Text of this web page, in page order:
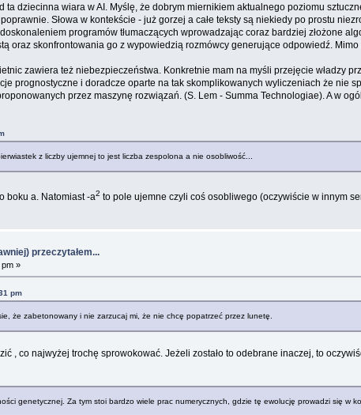
ta dziecinna wiara w AI. Myślę, że dobrym miernikiem aktualnego poziomu
Słowa w kontekście - już gorzej a całe teksty są niekiedy po prostu
programów tłumaczących wprowadzając coraz bardziej złożone
oraz skonfrontowania go z wypowiedzią rozmówcy generujące odpowiedź.
zawiera też niebezpieczeństwa. Konkretnie mam na myśli przejęcie
prognostyczne i doradcze oparte na tak skomplikowanych wyliczeniach że
przez maszynę rozwiązań. (S. Lem - Summa Technologiae). A w
z liczby ujemnej to jest liczba zespolona a nie osobliwość...
boku a. Natomiast -a2 to pole ujemne czyli coś osobliwego (oczywiście w innym
przeczytałem...
»
pm
że zabetonowany i nie zarzucaj mi, że nie chcę popatrzeć przez lunetę.
, co najwyżej trochę sprowokować. Jeżeli zostało to odebrane inaczej, to
genetycznej. Za tym stoi bardzo wiele prac numerycznych, gdzie tę ewolucję prowadzi się w